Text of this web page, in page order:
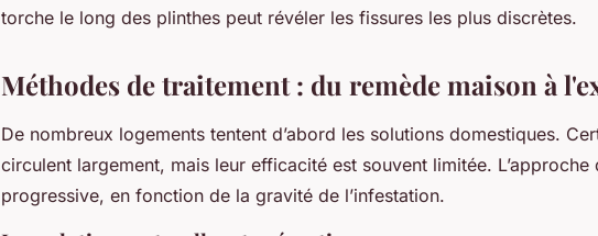
torche le long des plinthes peut révéler les fissures les plus discrètes.
Méthodes de traitement : du remède maison à
De nombreux logements tentent d’abord les solutions domestiques.
circulent largement, mais leur efficacité est souvent limitée. L’approche
progressive, en fonction de la gravité de l’infestation.